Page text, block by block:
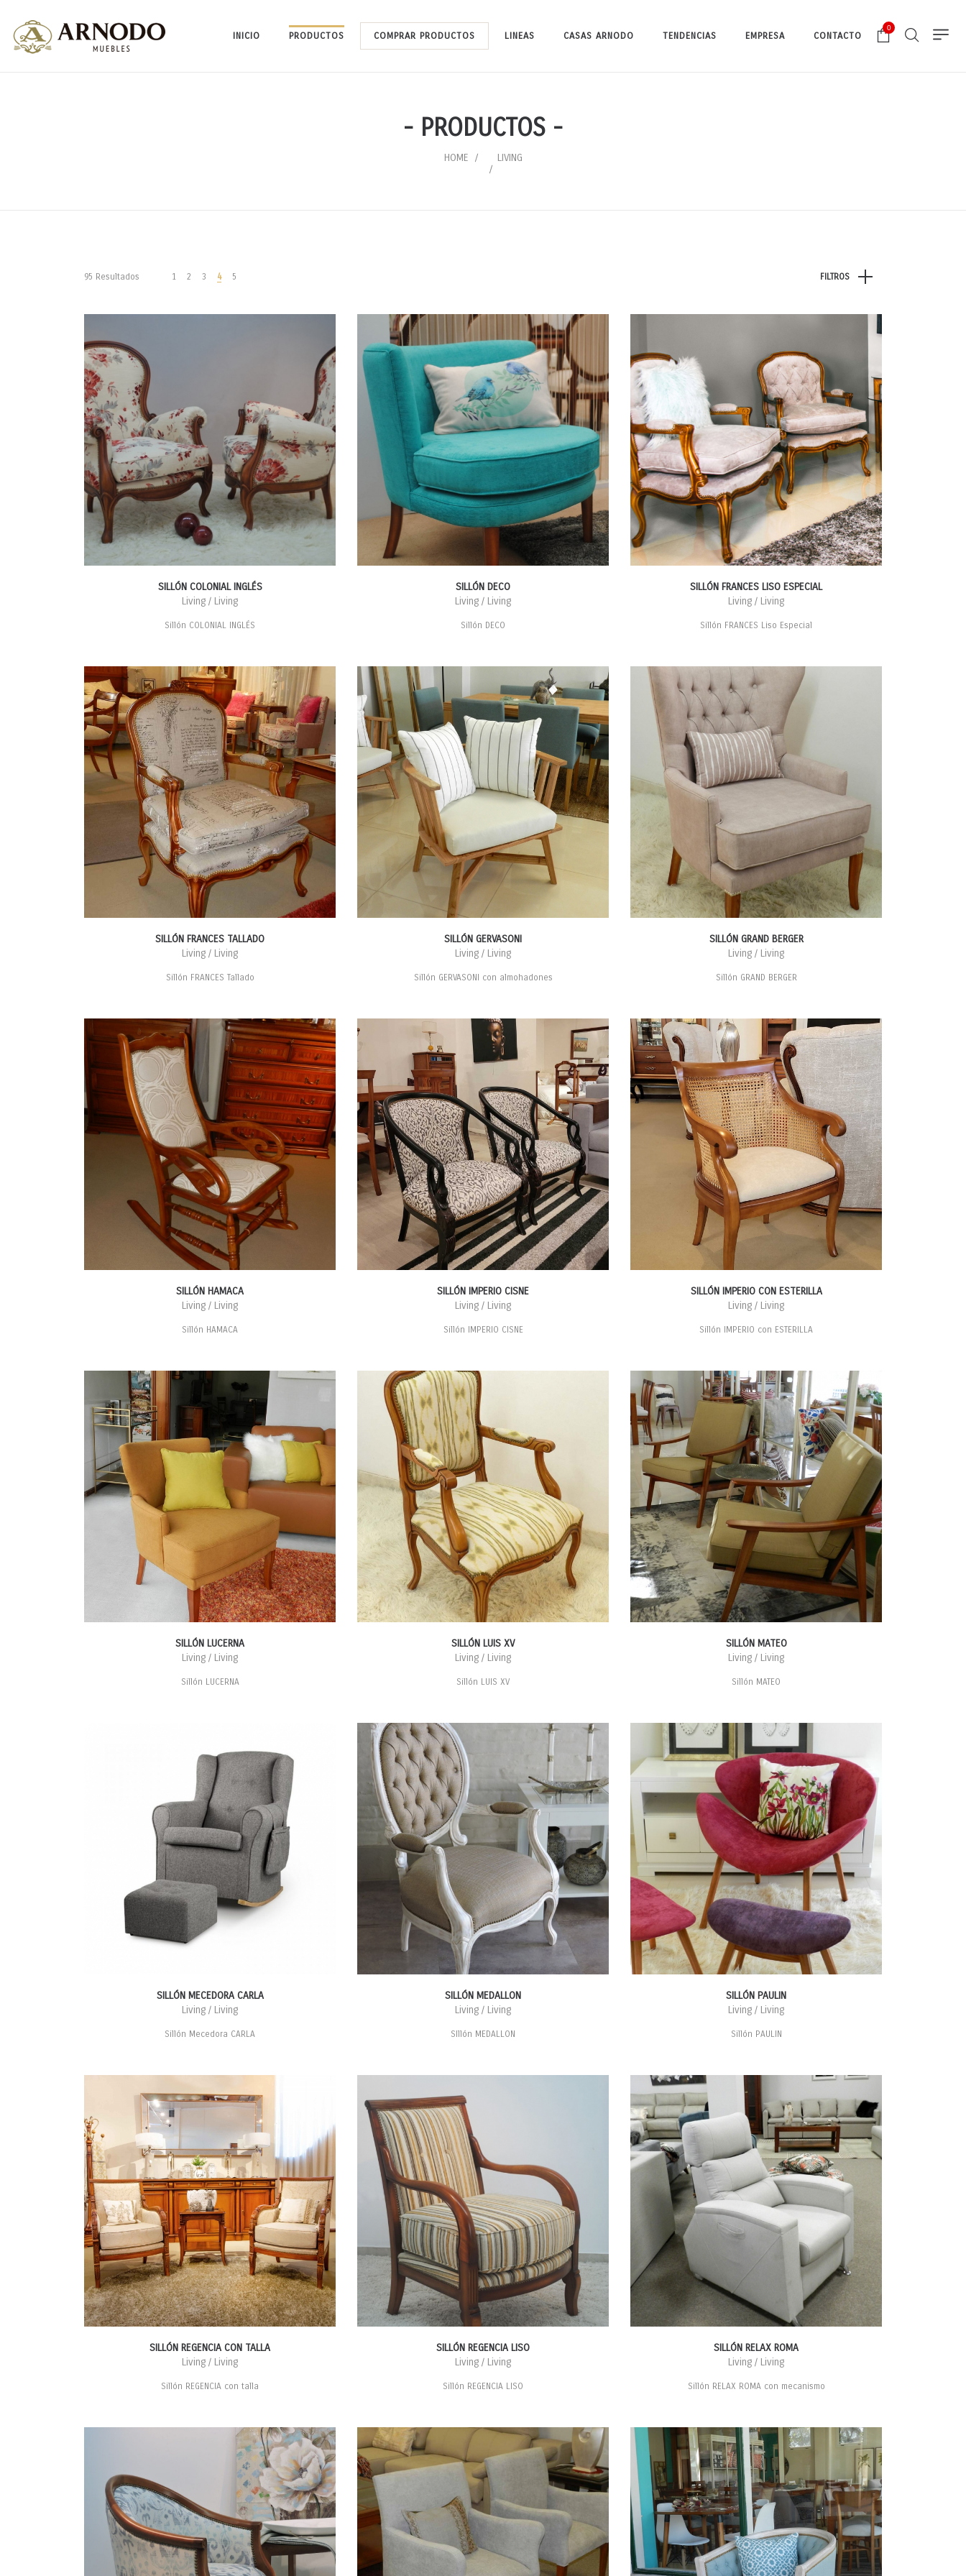
INICIO PRODUCTOS COMPRAR PRODUCTOS LINEAS CASAS ARNODO TENDENCIAS EMPRESA CONTACTO
0
- PRODUCTOS -
HOME LIVING
95 Resultados 1 2 3 4 5 FILTROS
SILLÓN COLONIAL INGLÉS
Living / Living
Sillón COLONIAL INGLÉS
SILLÓN DECO
Living / Living
Sillón DECO
SILLÓN FRANCES LISO ESPECIAL
Living / Living
Sillón FRANCES Liso Especial
SILLÓN FRANCES TALLADO
Living / Living
Sillón FRANCES Tallado
SILLÓN GERVASONI
Living / Living
Sillón GERVASONI con almohadones
SILLÓN GRAND BERGER
Living / Living
Sillón GRAND BERGER
SILLÓN HAMACA
Living / Living
Sillón HAMACA
SILLÓN IMPERIO CISNE
Living / Living
Sillón IMPERIO CISNE
SILLÓN IMPERIO CON ESTERILLA
Living / Living
Sillón IMPERIO con ESTERILLA
SILLÓN LUCERNA
Living / Living
Sillón LUCERNA
SILLÓN LUIS XV
Living / Living
Sillón LUIS XV
SILLÓN MATEO
Living / Living
Sillón MATEO
SILLÓN MECEDORA CARLA
Living / Living
Sillón Mecedora CARLA
SILLÓN MEDALLON
Living / Living
SIllón MEDALLON
SILLÓN PAULIN
Living / Living
Sillón PAULIN
SILLÓN REGENCIA CON TALLA
Living / Living
Sillón REGENCIA con talla
SILLÓN REGENCIA LISO
Living / Living
Sillón REGENCIA LISO
SILLÓN RELAX ROMA
Living / Living
Sillón RELAX ROMA con mecanismo